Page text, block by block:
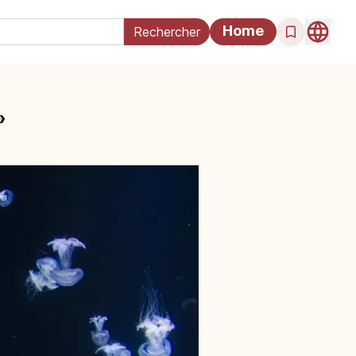
Home